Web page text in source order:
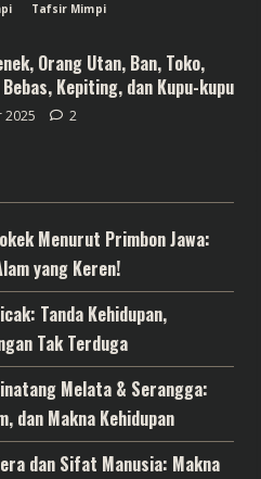
Tafsir Mimpi
Orang Utan, Ban, Toko,
Kepiting, dan Kupu-kupu
2025 2
Menurut Primbon Jawa:
yang Keren!
Tanda Kehidupan,
Tak Terduga
Melata & Serangga:
dan Makna Kehidupan
dan Sifat Manusia: Makna